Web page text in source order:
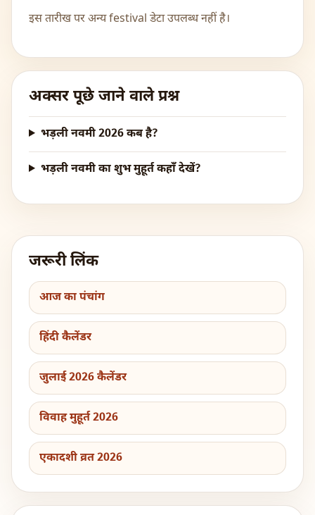
इस तारीख पर अन्य festival डेटा उपलब्ध नहीं है।
अक्सर पूछे जाने वाले प्रश्न
भड़ली नवमी 2026 कब है?
भड़ली नवमी का शुभ मुहूर्त कहाँ देखें?
जरूरी लिंक
आज का पंचांग
हिंदी कैलेंडर
जुलाई 2026 कैलेंडर
विवाह मुहूर्त 2026
एकादशी व्रत 2026